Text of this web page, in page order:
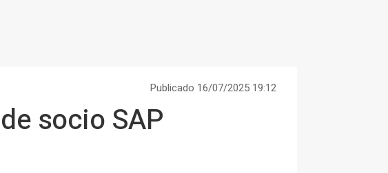
Publicado 16/07/2025 19:12
socio SAP